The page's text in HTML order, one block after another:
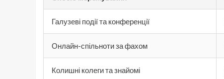
Галузеві події та конференції
Онлайн-спільноти за фахом
Колишні колеги та знайомі